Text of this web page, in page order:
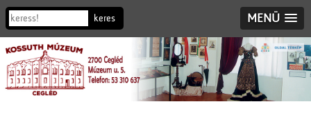
MENÜ